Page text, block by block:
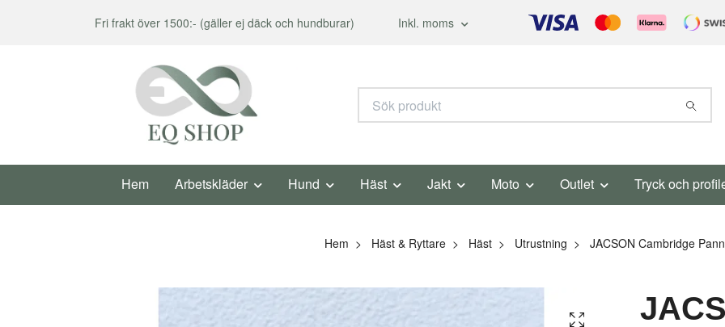
Fri frakt över 1500:- (gäller ej däck och hundburar) Inkl. moms
Hem Arbetskläder Hund Häst Jakt Moto Outlet Tryck och
Hem Häst & Ryttare Häst Utrustning JACSON Cambridge